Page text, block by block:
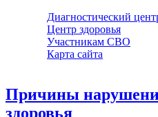
Диагностический
Центр здоровья
Участникам СВО
Карта сайта
Причины
здоровья